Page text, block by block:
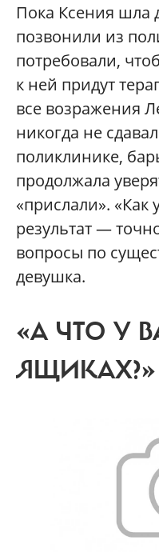
Пока Ксения шла
позвонили из
потребовали,
к ней придут
все возражения
никогда не
поликлинике,
продолжала
«прислали». «Как
результат —
вопросы по
девушка.
«А ЧТО У
ЯЩИКАХ?»